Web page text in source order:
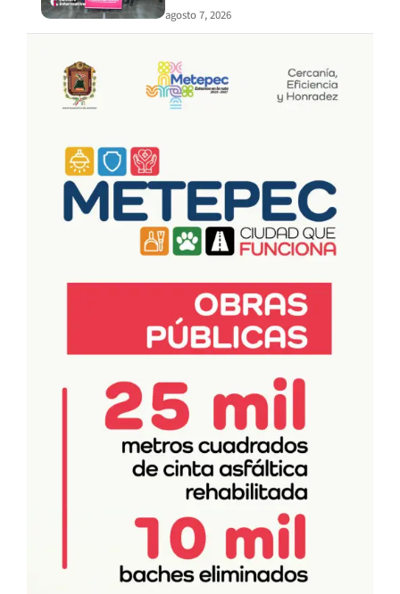
agosto 7, 2026